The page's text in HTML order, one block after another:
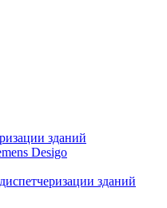
зданий
Desigo
зданий